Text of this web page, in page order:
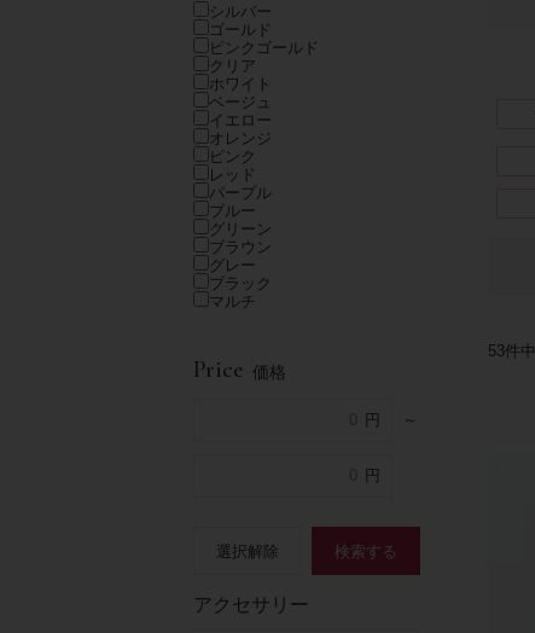
シルバー
ゴールド
ピンクゴールド
クリア
ホワイト
ベージュ
イエロー
オレンジ
ピンク
レッド
パープル
ブルー
グリーン
ブラウン
グレー
ブラック
マルチ
Price 価格
～
アクセサリー
53件中